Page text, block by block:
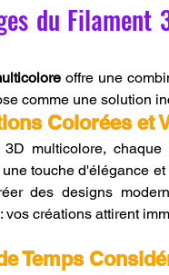
du
offre une
comme une solution
Colorées et
multicolore,
touche d'élégance
des designs
vos créations attirent
Temps